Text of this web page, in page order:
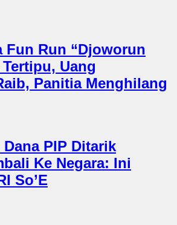
Fun Run “Djoworun
Uang
Panitia Menghilang
PIP Ditarik
Ke Negara: Ini
So’E